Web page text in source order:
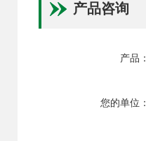
产品咨询
产品：
您的单位：